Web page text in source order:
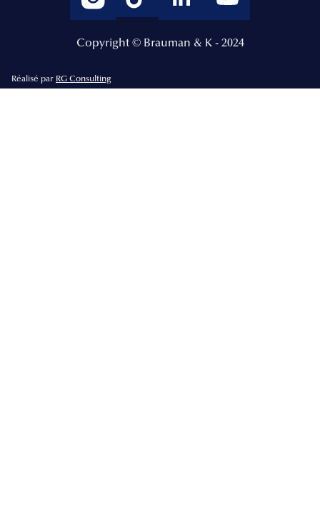
Copyright © Brauman & K - 2024
Réalisé par RG Consulting